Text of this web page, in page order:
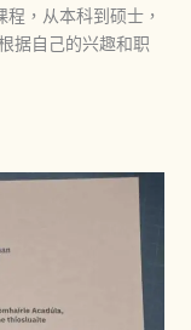
，从本科到硕士，
据自己的兴趣和职